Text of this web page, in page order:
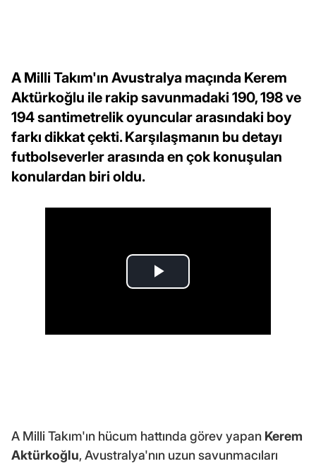
A Milli Takım'ın Avustralya maçında Kerem
Aktürkoğlu ile rakip savunmadaki 190, 198 ve
194 santimetrelik oyuncular arasındaki boy
farkı dikkat çekti. Karşılaşmanın bu detayı
futbolseverler arasında en çok konuşulan
konulardan biri oldu.
A Milli Takım'ın hücum hattında görev yapan Kerem
Aktürkoğlu, Avustralya'nın uzun savunmacıları